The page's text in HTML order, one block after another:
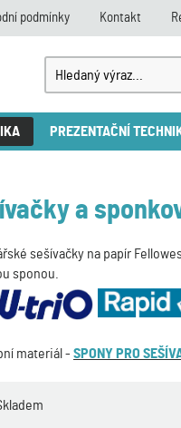
podmínky Kontakt
PREZENTAČNÍ
a
sešívačky na papír
sponou.
materiál - SPONY PRO